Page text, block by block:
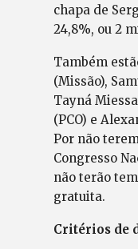
chapa de
24,8%, ou 2
Também
(Missão),
Tayná
(PCO) e
Por não
Congresso
não terão
gratuita.
Critérios de